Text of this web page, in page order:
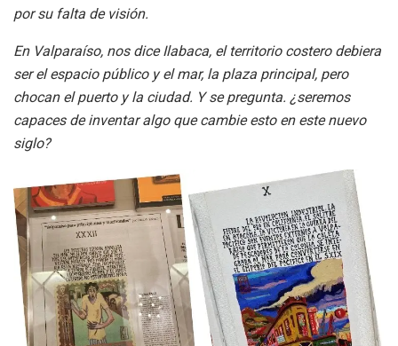
por su falta de visión.
En Valparaíso, nos dice Ilabaca, el territorio costero debiera
ser el espacio público y el mar, la plaza principal, pero
chocan el puerto y la ciudad. Y se pregunta. ¿seremos
capaces de inventar algo que cambie esto en este nuevo
siglo?